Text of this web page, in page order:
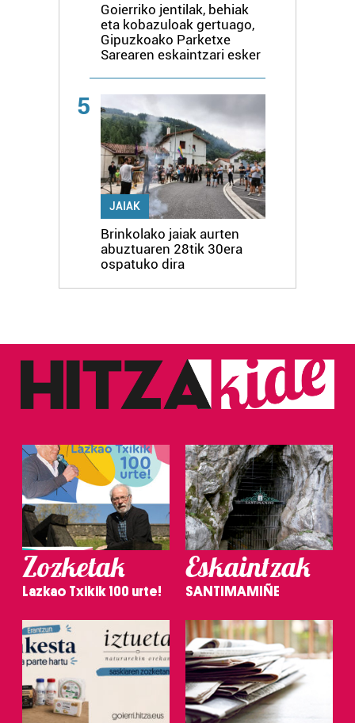
Goierriko jentilak, behiak
eta kobazuloak gertuago,
Gipuzkoako Parketxe
Sarearen eskaintzari esker
5
JAIAK
Brinkolako jaiak aurten
abuztuaren 28tik 30era
ospatuko dira
Zozketak
Lazkao Txikik 100 urte!
Eskaintzak
SANTIMAMIÑE